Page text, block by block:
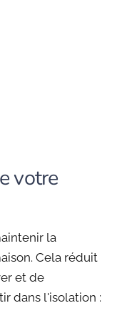
votre
la
Cela réduit
et de
dans l'isolation :